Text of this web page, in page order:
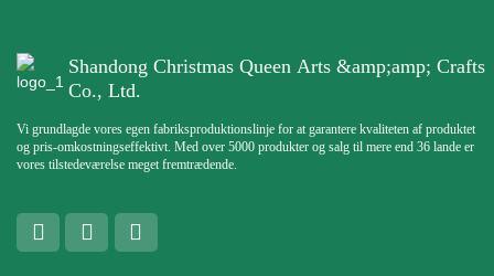
Shandong Christmas Queen Arts &amp;amp; Crafts
Co., Ltd.
Vi grundlagde vores egen fabriksproduktionslinje for at garantere kvaliteten af ​​produktet
og pris-omkostningseffektivt. Med over 5000 produkter og salg til mere end 36 lande er
vores tilstedeværelse meget fremtrædende.